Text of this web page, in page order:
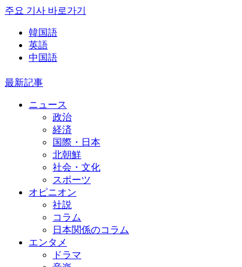
주요 기사 바로가기
韓国語
英語
中国語
最新記事
ニュース
政治
経済
国際・日本
北朝鮮
社会・文化
スポーツ
オピニオン
社説
コラム
日本関係のコラム
エンタメ
ドラマ